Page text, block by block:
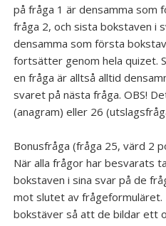
på fråga 1 är densamma som
fråga 2, och sista bokstaven i
densamma som första
fortsätter genom hela quizet.
en fråga är alltså alltid
svaret på nästa fråga. OBS!
(anagram) eller 26
Bonusfråga (fråga 25, värd 2
När alla frågor har besvarats
bokstaven i sina svar på de
mot slutet av frågeformuläret.
bokstäver så att de bildar ett